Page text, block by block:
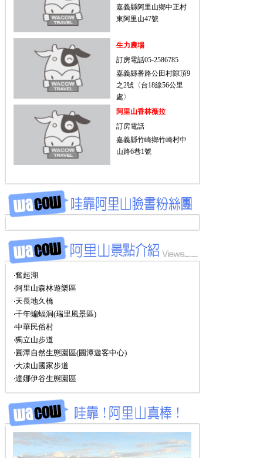
嘉義縣阿里山鄉中正村
東阿里山47號
生力農場
訂房電話05-2586785
嘉義縣番路公田村隙頂9
之2號〈台18線56公里
處〉
阿里山香林薇拉
訂房電話
嘉義縣竹崎鄉竹崎村中
山路6巷1號
‧奮起湖
‧阿里山森林遊樂區
‧天長地久橋
‧千年蝙蝠洞(瑞里風景區)
‧中華民俗村
‧獨立山步道
‧圓潭自然生態園區(圓潭遊客中心)
‧大凍山國家步道
‧達娜伊谷生態園區